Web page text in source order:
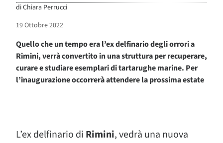
diChiara Perrucci
19 Ottobre 2022
Quello che un tempo era l’ex delfinario degli orrori a
Rimini, verrà convertito in una struttura per recuperare,
curare e studiare esemplari di tartarughe marine. Per
l’inaugurazione occorrerà attendere la prossima estate
L’ex delfinario di Rimini, vedrà una nuova